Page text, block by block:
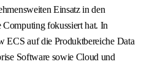
Einsatz in den
fokussiert hat. In
ECS auf die Produktbereiche Data
Software sowie Cloud und